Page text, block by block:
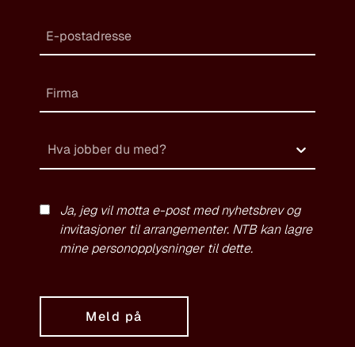
Hva jobber du med?
Ja, jeg vil motta e-post med nyhetsbrev og
invitasjoner til arrangementer. NTB kan lagre
mine personopplysninger til dette.
Meld på